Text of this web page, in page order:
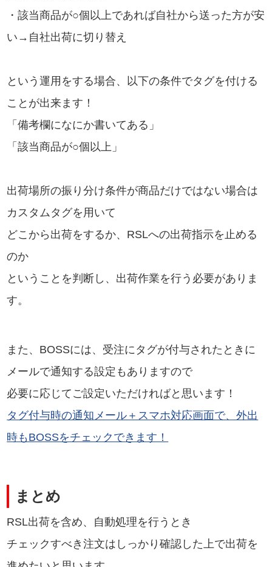
・該当商品が○個以上であれば自社から送った方が安
い→自社出荷に切り替え
という運用をする場合、以下の条件でタグを付ける
ことが出来ます！
「備考欄になにか書いてある」
「該当商品が○個以上」
出荷場所の振り分け条件が商品だけではない場合は
カスタムタグを用いて
どこから出荷をするか、RSLへの出荷指示を止める
のか
ということを判断し、出荷作業を行う必要がありま
す。
また、BOSSには、受注にタグが付与されたときに
メールで通知する設定もありますので
必要に応じてご設定いただければと思います！
タグ付与時の通知メール＋スマホ対応画面で、外出
時もBOSSをチェックできます！
まとめ
RSL出荷を含め、自動処理を行うとき
チェックすべき注文はしっかり確認した上で出荷を